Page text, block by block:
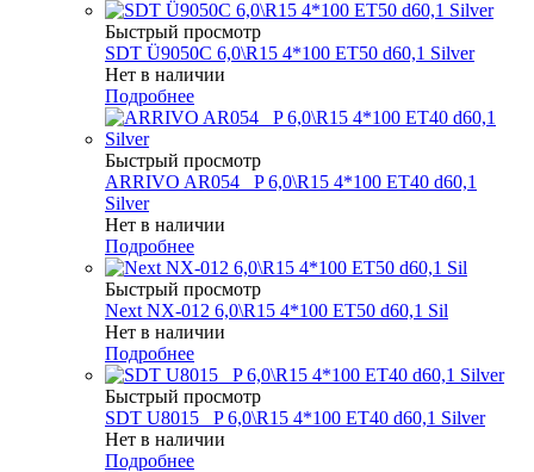
Быстрый просмотр
SDT Ü9050C 6,0\R15 4*100 ET50 d60,1 Silver
Нет в наличии
Подробнее
Быстрый просмотр
ARRIVO AR054 _P 6,0\R15 4*100 ET40 d60,1
Silver
Нет в наличии
Подробнее
Быстрый просмотр
Next NX-012 6,0\R15 4*100 ET50 d60,1 Sil
Нет в наличии
Подробнее
Быстрый просмотр
SDT U8015 _P 6,0\R15 4*100 ET40 d60,1 Silver
Нет в наличии
Подробнее